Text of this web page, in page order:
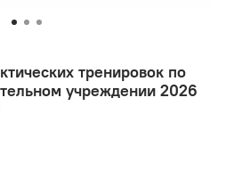
тренировок по
учреждении 2026